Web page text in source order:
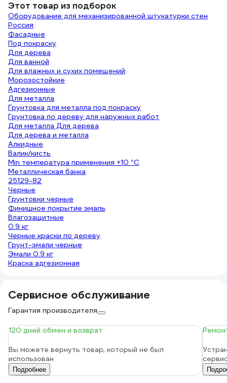
Этот товар из подборок
Оборудование для механизированной штукатурки стен
Россия
Фасадные
Под покраску
Для дерева
Для ванной
Для влажных и сухих помещений
Морозостойкие
Адгезионные
Для металла
Грунтовка для металла под покраску
Грунтовка по дереву для наружных работ
Для металла Для дерева
Для дерева и металла
Алкидные
Валик/кисть
Min температура применения +10 °С
Металлическая банка
25129-82
Черные
Грунтовки чeрные
Финишное покрытие эмаль
Влагозащитные
0.9 кг
Черные краски по дереву
Грунт-эмали черные
Эмали 0.9 кг
Краска адгезионная
Сервисное обслуживание
Гарантия производителя
120 дней обмен и возврат
Вы можете вернуть товар, который не был
использован
Подробнее